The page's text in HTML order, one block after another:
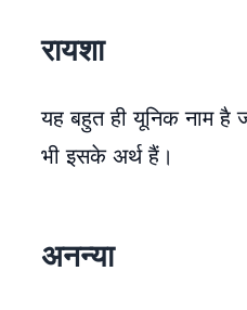
रायशा
यह बहुत ही यूनिक नाम है
भी इसके अर्थ हैं।
अनन्या